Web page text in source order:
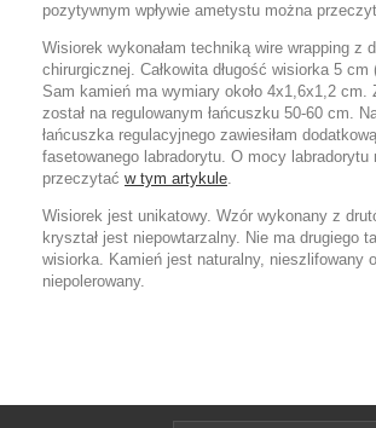
pozytywnym wpływie ametystu można
Wisiorek wykonałam techniką wire wrapping z
chirurgicznej. Całkowita długość wisiorka 5 cm
Sam kamień ma wymiary około 4x1,6x1,2 cm.
został na regulowanym łańcuszku 50-60 cm.
łańcuszka regulacyjnego zawiesiłam
fasetowanego labradorytu. O mocy labradorytu
przeczytać w tym artykule.
Wisiorek jest unikatowy. Wzór wykonany z
kryształ jest niepowtarzalny. Nie ma drugiego
wisiorka. Kamień jest naturalny, nieszlifowany
niepolerowany.